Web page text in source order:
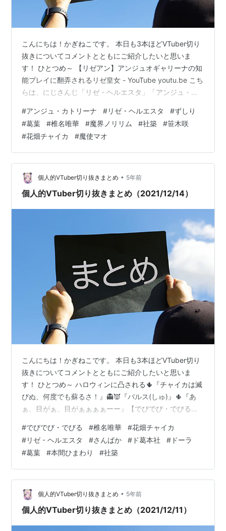
こんにちは！かぎねこです。 本日も3本ほどVTuber切り
抜きについてコメントとともにご紹介したいと思いま
す！ ひとつめ～ 【リゼアン】アンジュオギャリーナの知
能プレイに翻弄されるリゼ皇女 - YouTube youtu.be こち
らは、にじさんじ「リゼ・ヘルエスタ」「アンジュ・カ
まどマギの魔女みたいな『電池を大量に呑んだアンジ
ュ』とカートゥーンみたいな『洗剤ガブ飲みリゼ』の両
方とも好き 電池を飲むアンジュのイラスト好きすぎる
www この配信めちゃめちゃ好き。10回くらい見てる。リ
ゼアンがすごくてぇてぇ「やめるBABU！はなせBABU
～！」っ…
#アンジュ・カトリーナ #リゼ・ヘルエスタ #ずしり
#葛葉 #椎名唯華 #魔界ノリリム #社築 #笹木咲
#花畑チャイカ #魔使マオ
個人的VTuber切り抜きまとめ • 5年前
個人的VTuber切り抜きまとめ（2021/12/14）
こんにちは！かぎねこです。 本日も3本ほどVTuber切り
抜きについてコメントとともにご紹介したいと思いま
す！ ひとつめ～ ハロウィンに凸される🌵『チャイカは滅
びぬ、何度でも蘇るさ！』👻👿『バルス(しゅ)』🌵『あ
ぁ、目がぁ、目がぁぁぁぁーー』【でびでび・でびる】
き】 - YouTube youtu.be こちらは、にじさんじ「でびで
び・でびる」「椎名唯華」「花畑チャイカ」のハロウィ
ン配信の手描き切り抜きになります！ こんな可愛い悪魔
と大福がお家来たらおやつとお金とお酒貢いでまう…そ
してチャイチャイ相変わらずで大好きなんだよなぁ… 低
燃費のおじいさ…
#でびでび・でびる #椎名唯華 #花畑チャイカ
#リゼ・ヘルエスタ #さんばか # ド葛本社 # ドーラ
#葛葉 #本間ひまわり #社築
個人的VTuber切り抜きまとめ • 5年前
個人的VTuber切り抜きまとめ（2021/12/11）